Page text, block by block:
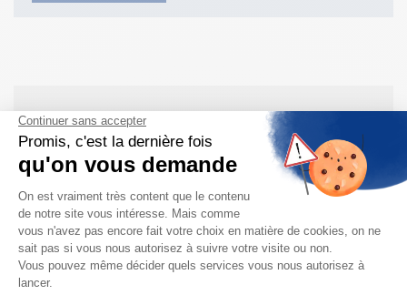
Besoin d'aide pour choisir votre
produit ?
Nous sommes à votre disposition pour définir